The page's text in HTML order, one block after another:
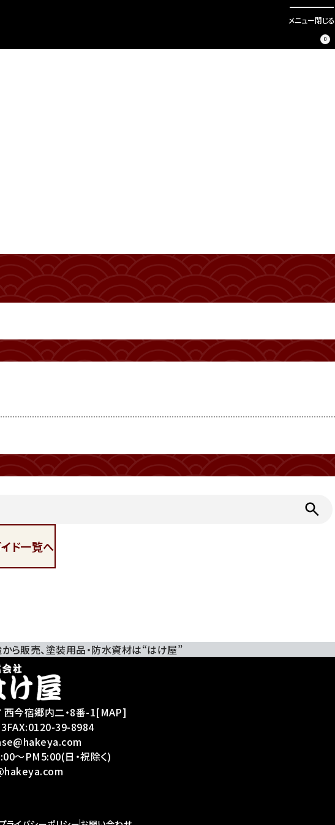
0
メニュー閉じる
ド一覧へ
ら販売、塗装用品・防水資材は“はけ屋”
今宿郷内二・8番-1[MAP]
FAX:0120-39-8984
～PM5:00(日・祝除く)